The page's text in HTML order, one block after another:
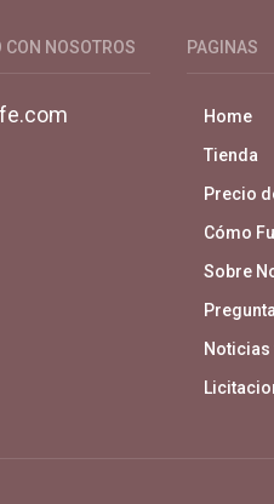
CON NOSOTROS
PAGINAS
Home
Tienda
Precio
Cómo
Sobre